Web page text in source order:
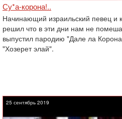
Су*а-корона!..
Начинающий израильский певец и
решил что в эти дни нам не
выпустил пародию "Дале ла
"Хозерет элай".
25 сентябрь 2019